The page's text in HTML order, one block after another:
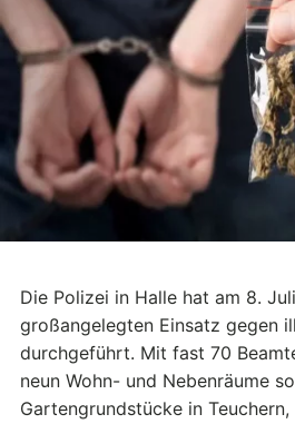
Die Polizei in Halle hat am 8.
großangelegten Einsatz gegen
durchgeführt. Mit fast 70
neun Wohn- und Nebenräume
Gartengrundstücke in